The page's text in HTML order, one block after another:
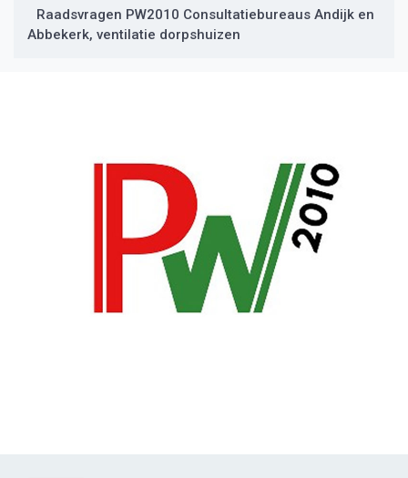
Raadsvragen PW2010 Consultatiebureaus Andijk en
Abbekerk, ventilatie dorpshuizen